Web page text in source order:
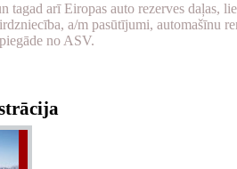
tagad arī Eiropas auto rezerves daļas,
a/m pasūtījumi, automašīnu
no ASV.